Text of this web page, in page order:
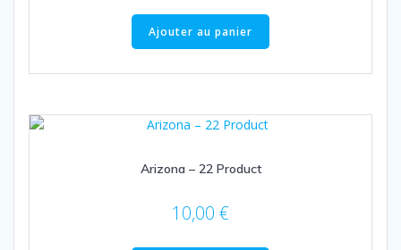
Ajouter au panier
Arizona – 22 Product
10,00 €